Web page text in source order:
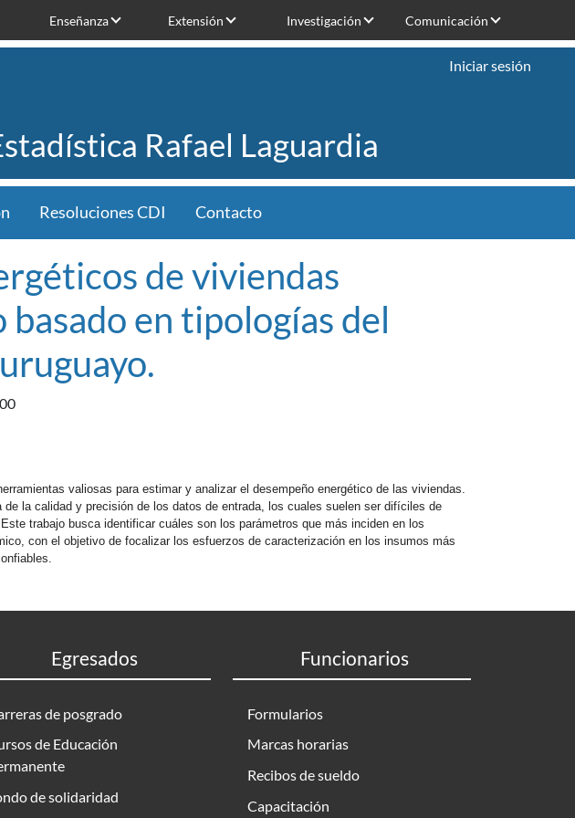
Enseñanza Extensión Investigación Comunicación
Rafael Laguardia
Iniciar sesión
Resoluciones CDI Contacto
de viviendas
en tipologías del
valiosas para estimar y analizar el desempeño energético de las viviendas.
la calidad y precisión de los datos de entrada, los cuales suelen ser difíciles de
trabajo busca identificar cuáles son los parámetros que más inciden en los
con el objetivo de focalizar los esfuerzos de caracterización en los insumos más
Egresados
de posgrado
de Educación
de solidaridad
Funcionarios
Formularios
Marcas horarias
Recibos de sueldo
Capacitación